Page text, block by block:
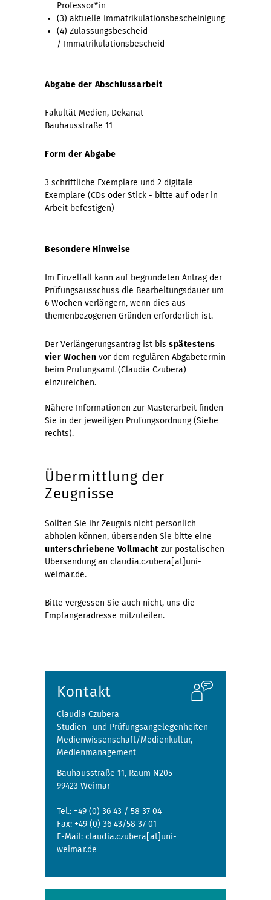
Professor*in
(3) aktuelle Immatrikulationsbescheinigung
(4) Zulassungsbescheid
/ Immatrikulationsbescheid
Abgabe der Abschlussarbeit
Fakultät Medien, Dekanat
Bauhausstraße 11
Form der Abgabe
3 schriftliche Exemplare und 2 digitale
Exemplare (CDs oder Stick - bitte auf oder in
Arbeit befestigen)
Besondere Hinweise
Im Einzelfall kann auf begründeten Antrag der
Prüfungsausschuss die Bearbeitungsdauer um
6 Wochen verlängern, wenn dies aus
themenbezogenen Gründen erforderlich ist.
Der Verlängerungsantrag ist bis spätestens
vier Wochenvor dem regulären Abgabetermin
beim Prüfungsamt (Claudia Czubera)
einzureichen.
Nähere Informationen zur Masterarbeit finden
Sie in der jeweiligen Prüfungsordnung (Siehe
rechts).
Übermittlung der
Zeugnisse
Sollten Sie ihr Zeugnis nicht persönlich
abholen können, übersenden Sie bitte eine
unterschriebene Vollmacht zur postalischen
Übersendung an claudia.czubera[at]uni-
weimar.de.
Bitte vergessen Sie auch nicht, uns die
Empfängeradresse mitzuteilen.
Kontakt
Claudia Czubera
Studien- und Prüfungsangelegenheiten
Medienwissenschaft/Medienkultur,
Medienmanagement
Bauhausstraße 11, Raum N205
99423 Weimar
Tel.: +49 (0) 36 43 / 58 37 04
Fax: +49 (0) 36 43/58 37 01
E-Mail: claudia.czubera[at]uni-
weimar.de